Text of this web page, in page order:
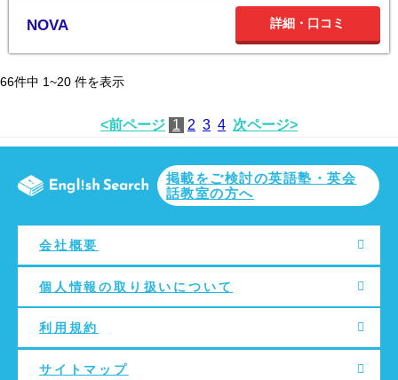
NOVA 詳細・口コミ
66件中 1~20 件を表示
<前ページ 1 2 3 4 次ページ>
掲載をご検討の英語塾・英会
話教室の方へ
会社概要
個人情報の取り扱いについて
利用規約
サイトマップ